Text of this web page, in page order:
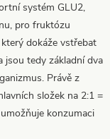
systém GLU2,
pro fruktózu
dokáže vstřebat
jsou tedy základní dva
Právě z
složek na 2:1 =
konzumaci